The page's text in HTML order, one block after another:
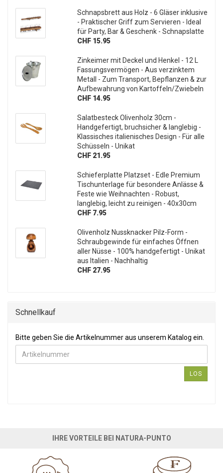
Schnapsbrett aus Holz - 6 Gläser inklusive
- Praktischer Griff zum Servieren - Ideal
für Party, Bar & Geschenk - Schnapslatte
CHF 15.95
Zinkeimer mit Deckel und Henkel - 12 L
Fassungsvermögen - Aus verzinktem
Metall - Zum Transport, Bepflanzen & zur
Aufbewahrung von Kartoffeln/Zwiebeln
CHF 14.95
Salatbesteck Olivenholz 30cm -
Handgefertigt, bruchsicher & langlebig -
Klassisches italienisches Design - Für alle
Schüsseln - Unikat
CHF 21.95
Schieferplatte Platzset - Edle Premium
Tischunterlage für besondere Anlässe &
Feste wie Weihnachten - Robust,
langlebig, leicht zu reinigen - 40x30cm
CHF 7.95
Olivenholz Nussknacker Pilz-Form -
Schraubgewinde für einfaches Öffnen
aller Nüsse - 100% handgefertigt - Unikat
aus Italien - Nachhaltig
CHF 27.95
Schnellkauf
Bitte geben Sie die Artikelnummer aus unserem Katalog ein.
Bitte geben Sie die Artikelnummer aus unserem Katalog ein.
LOS
IHRE VORTEILE BEI NATURA-PUNTO